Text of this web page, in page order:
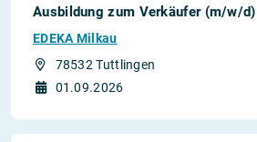
Ausbildung zum Verkäufer (m/w/
EDEKA Milkau
78532 Tuttlingen
01.09.2026